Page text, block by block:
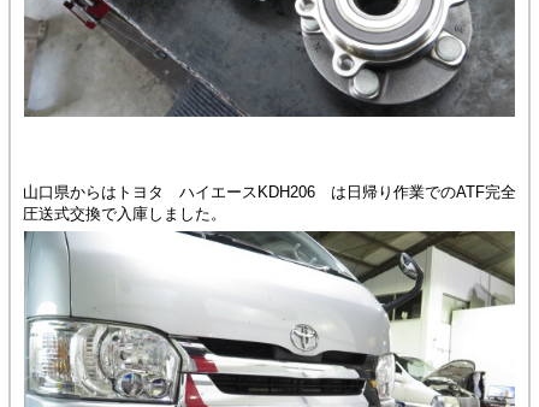
山口県からはトヨタ ハイエースKDH206 は日帰り作業でのATF完全
圧送式交換で入庫しました。